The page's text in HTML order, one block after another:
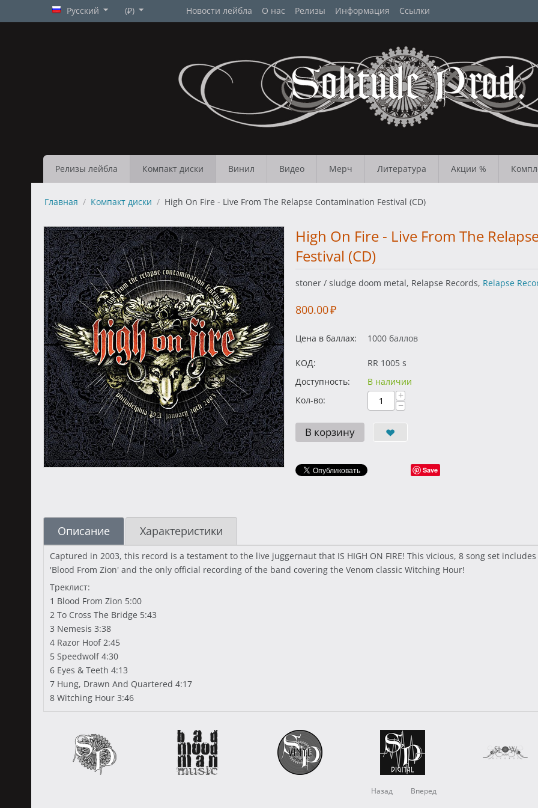
Русский (₽) Новости лейбла О нас Релизы Информация Ссылки
Релизы лейбла Компакт диски Винил Видео Мерч Литература Акции %
Главная / Компакт диски / High On Fire - Live From The Relapse Contamination Festival (CD)
High On Fire - Live From The
Festival (CD)
stoner / sludge doom metal, Relapse Records, Relapse
800.00₽
Цена в баллах: 1000 баллов
КОД:
RR 1005 s
Доступность:
В наличии
Кол-во:
+
−
В корзину
Save
Описание Характеристики
Captured in 2003, this record is a testament to the live juggernaut that IS HIGH ON FIRE! This vicious, 8 song set
'Blood From Zion' and the only official recording of the band covering the Venom classic Witching Hour!
Треклист:
1 Blood From Zion 5:00
2 To Cross The Bridge 5:43
3 Nemesis 3:38
4 Razor Hoof 2:45
5 Speedwolf 4:30
6 Eyes & Teeth 4:13
7 Hung, Drawn And Quartered 4:17
8 Witching Hour 3:46
Назад Вперед